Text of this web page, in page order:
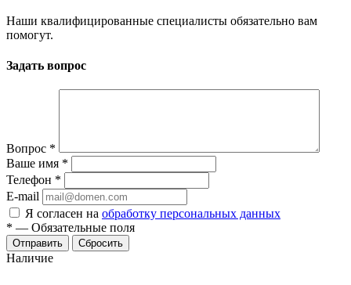
Наши квалифицированные специалисты обязательно вам
помогут.
Задать вопрос
Вопрос *
Ваше имя *
Телефон *
E-mail
Я согласен на обработку персональных данных
* — Обязательные поля
Сбросить
Наличие